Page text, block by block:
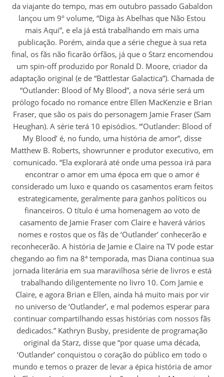
da viajante do tempo, mas em outubro passado Gabaldon
lançou um 9º volume, “Diga às Abelhas que Não Estou
mais Aqui”, e ela já está trabalhando em mais uma
publicação. Porém, ainda que a série chegue à sua reta
final, os fãs não ficarão órfãos, já que o Starz encomendou
um spin-off produzido por Ronald D. Moore, criador da
adaptação original (e de “Battlestar Galactica”). Chamada de
“Outlander: Blood of My Blood”, a nova série será um
prólogo focado no romance entre Ellen MacKenzie e Brian
Fraser, que são os pais do personagem Jamie Fraser (Sam
Heughan). A série terá 10 episódios. “’Outlander: Blood of
My Blood’ é, no fundo, uma história de amor”, disse
Matthew B. Roberts, showrunner e produtor executivo, em
comunicado. “Ela explorará até onde uma pessoa irá para
encontrar o amor em uma época em que o amor é
considerado um luxo e quando os casamentos eram feitos
estrategicamente, geralmente para ganhos políticos ou
financeiros. O título é uma homenagem ao voto de
casamento de Jamie Fraser com Claire e haverá vários
nomes e rostos que os fãs de ‘Outlander’ conhecerão e
reconhecerão. A história de Jamie e Claire na TV pode estar
chegando ao fim na 8ª temporada, mas Diana continua sua
jornada literária em sua maravilhosa série de livros e está
trabalhando diligentemente no livro 10. Com Jamie e
Claire, e agora Brian e Ellen, ainda há muito mais por vir
no universo de ‘Outlander’, e mal podemos esperar para
continuar compartilhando essas histórias com nossos fãs
dedicados.” Kathryn Busby, presidente de programação
original da Starz, disse que “por quase uma década,
‘Outlander’ conquistou o coração do público em todo o
mundo e temos o prazer de levar a épica história de amor